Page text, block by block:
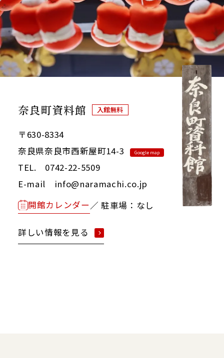
奈良町資料館 入館無料
〒630-8334
奈良県奈良市西新屋町14-3
Google map
TEL. 0742-22-5509
E-mail info@naramachi.co.jp
開館カレンダー／ 駐車場：なし
詳しい情報を見る